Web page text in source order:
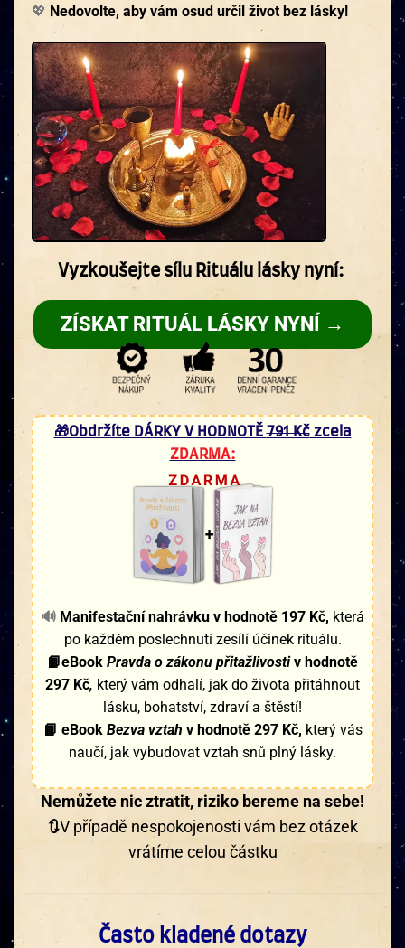
💖 Nedovolte, aby vám osud určil život bez lásky!
Vyzkoušejte sílu Rituálu lásky nyní:
ZÍSKAT RITUÁL LÁSKY NYNÍ →
🎁Obdržíte DÁRKY V HODNOTĚ791 Kčzcela
ZDARMA:
🔊 Manifestační nahrávku v hodnotě 197 Kč, která
po každém poslechnutí zesílí účinek rituálu.
📙eBook Pravda o zákonu přitažlivostiv hodnotě
297 Kč, který vám odhalí, jak do života přitáhnout
lásku, bohatství, zdraví a štěstí!
📙 eBook Bezva vztah v hodnotě 297 Kč, který vás
naučí, jak vybudovat vztah snů plný lásky.
Nemůžete nic ztratit, riziko bereme na sebe!
🔃V případě nespokojenosti vám bez otázek
vrátíme celou částku
Často kladené dotazy